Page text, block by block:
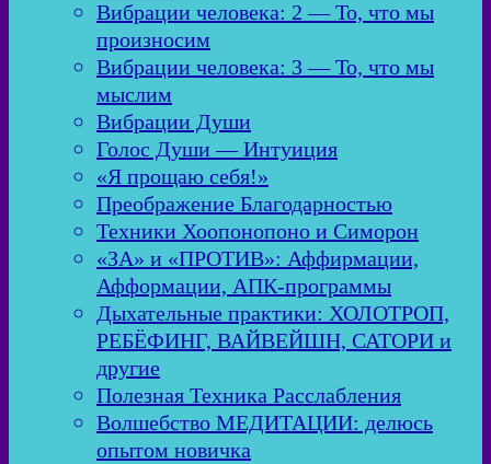
Вибрации человека: 2 — То, что мы
произносим
Вибрации человека: 3 — То, что мы
мыслим
Вибрации Души
Голос Души — Интуиция
«Я прощаю себя!»
Преображение Благодарностью
Техники Хоопонопоно и Симорон
«ЗА» и «ПРОТИВ»: Аффирмации,
Афформации, АПК-программы
Дыхательные практики: ХОЛОТРОП,
РЕБЁФИНГ, ВАЙВЕЙШН, САТОРИ и
другие
Полезная Техника Расслабления
Волшебство МЕДИТАЦИИ: делюсь
опытом новичка